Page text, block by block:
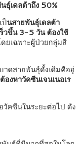
ธุ์เดลต้าถึง 50%
ป็นสายพันธุ์เดลต้า
วขึ้น 3-5 วัน ต้องใช้
ยเฉพาะผู้ป่วยกลุ่มสี
าดสายพันธุ์ดั้งเดิมคืออู่
องหาวัคซีนเจนเนอเร
วัคซีนในระยะต่อไป ดัง